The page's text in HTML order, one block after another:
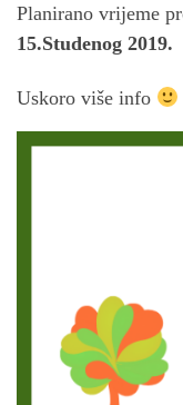
Planirano vrijeme
15.Studenog 2019.
Uskoro više info